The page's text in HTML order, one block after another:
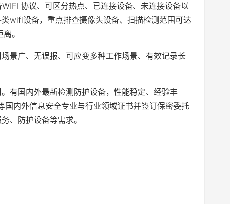
协议、可区分热点、已连接设备、未连接设备以
wifi设备，重点排查摄像头设备、扫描检测范围可达
。
景广、无误报、可应变多种工作场景、有效记录长
有国内外最新检测防护设备，性能稳定、经验丰
国内外信息安全专业与行业领域证书并签订保密委托
、防护设备等需求。